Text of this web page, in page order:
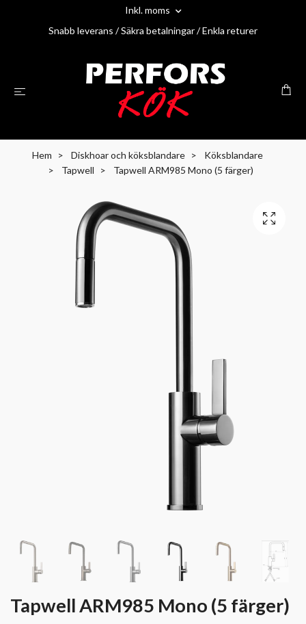
Inkl. moms
Snabb leverans / Säkra betalningar / Enkla returer
Hem Diskhoar och köksblandare
Köksblandare
Tapwell
Tapwell ARM985 Mono (5 färger)
Tapwell ARM985 Mono (5 färger)